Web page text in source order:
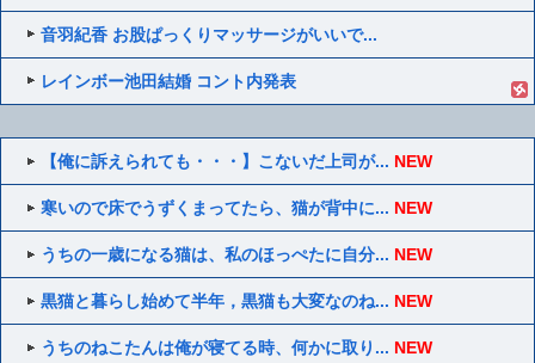
音羽紀香 お股ぱっくりマッサージがいいで...
レインボー池田結婚 コント内発表
【俺に訴えられても・・・】こないだ上司が... NEW
寒いので床でうずくまってたら、猫が背中に... NEW
うちの一歳になる猫は、私のほっぺたに自分... NEW
黒猫と暮らし始めて半年，黒猫も大変なのね... NEW
うちのねこたんは俺が寝てる時、何かに取り... NEW